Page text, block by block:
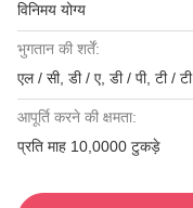
विनिमय योग्य
भुगतान की शर्तें:
एल / सी, डी / ए, डी / पी, टी / टी
आपूर्ति करने की क्षमता:
प्रति माह 10,0000 टुकड़े